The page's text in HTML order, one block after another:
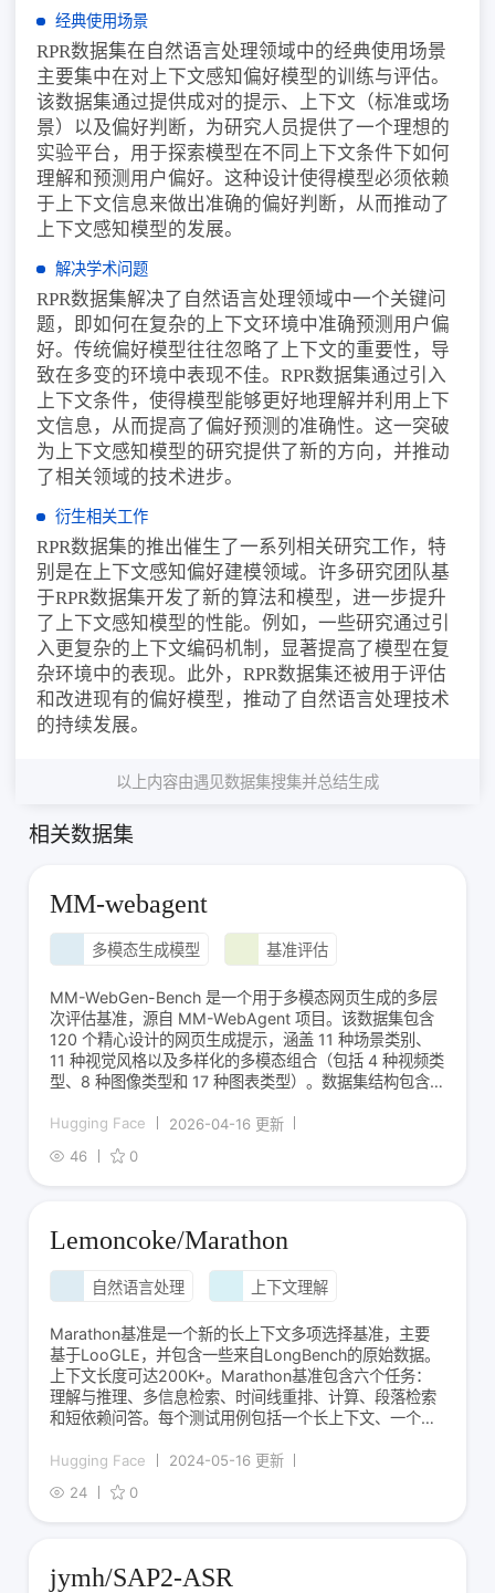
经典使用场景
RPR数据集在自然语言处理领域中的经典使用场景
主要集中在对上下文感知偏好模型的训练与评估。
该数据集通过提供成对的提示、上下文（标准或场
景）以及偏好判断，为研究人员提供了一个理想的
实验平台，用于探索模型在不同上下文条件下如何
理解和预测用户偏好。这种设计使得模型必须依赖
于上下文信息来做出准确的偏好判断，从而推动了
上下文感知模型的发展。
解决学术问题
RPR数据集解决了自然语言处理领域中一个关键问
题，即如何在复杂的上下文环境中准确预测用户偏
好。传统偏好模型往往忽略了上下文的重要性，导
致在多变的环境中表现不佳。RPR数据集通过引入
上下文条件，使得模型能够更好地理解并利用上下
文信息，从而提高了偏好预测的准确性。这一突破
为上下文感知模型的研究提供了新的方向，并推动
了相关领域的技术进步。
衍生相关工作
RPR数据集的推出催生了一系列相关研究工作，特
别是在上下文感知偏好建模领域。许多研究团队基
于RPR数据集开发了新的算法和模型，进一步提升
了上下文感知模型的性能。例如，一些研究通过引
入更复杂的上下文编码机制，显著提高了模型在复
杂环境中的表现。此外，RPR数据集还被用于评估
和改进现有的偏好模型，推动了自然语言处理技术
的持续发展。
以上内容由遇见数据集搜集并总结生成
相关数据集
MM-webagent
多模态生成模型 基准评估
MM-WebGen-Bench 是一个用于多模态网页生成的多层
次评估基准，源自 MM-WebAgent 项目。该数据集包含
120 个精心设计的网页生成提示，涵盖 11 种场景类别、
11 种视觉风格以及多样化的多模态组合（包括 4 种视频类
型、8 种图像类型和 17 种图表类型）。数据集结构包含
设计提示，描述布局、风格和内容）和
Hugging Face
2026-04-16 更新
46
0
Lemoncoke/Marathon
自然语言处理 上下文理解
Marathon基准是一个新的长上下文多项选择基准，主要
基于LooGLE，并包含一些来自LongBench的原始数据。
上下文长度可达200K+。Marathon基准包含六个任务：
理解与推理、多信息检索、时间线重排、计算、段落检索
和短依赖问答。每个测试用例包括一个长上下文、一个问
长上下文从给定选项中选择正确答案。
Hugging Face
2024-05-16 更新
24
0
jymh/SAP2-ASR